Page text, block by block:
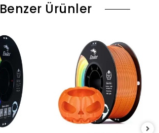
Benzer Ürünler